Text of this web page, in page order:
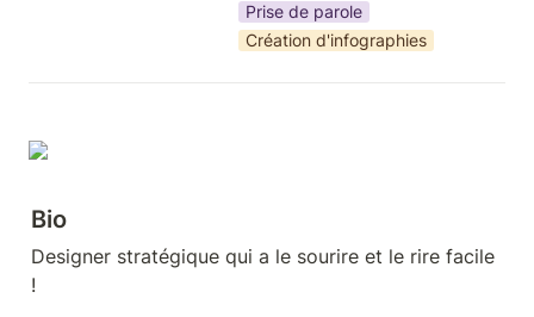
Prise de parole
Création d'infographies
Bio
Designer stratégique qui a le sourire et le rire facile
!